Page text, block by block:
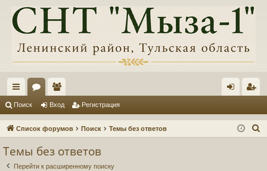
с
ы ум
ол
ьз д ис
Поиск Вход Регистрация
Список форумов Поиск Темы без ответов
Темы без ответов
Перейти к расширенному поиску